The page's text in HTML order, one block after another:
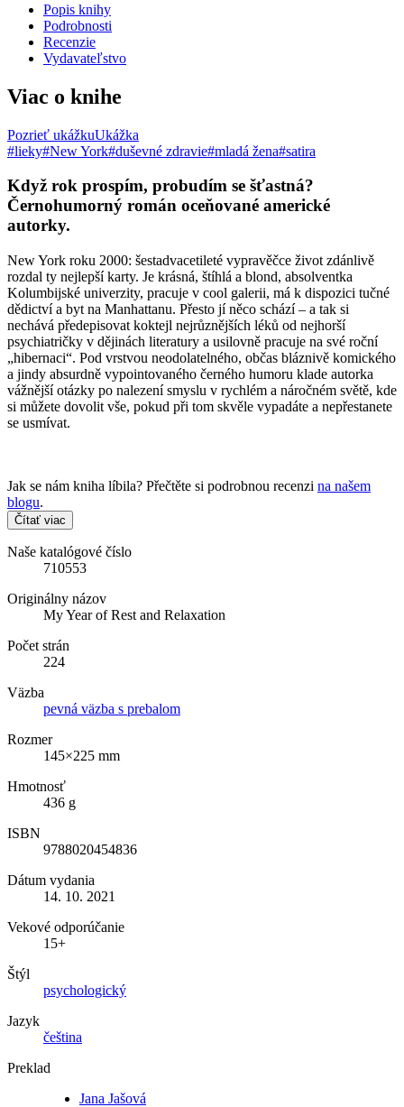
Popis knihy
Podrobnosti
Recenzie
Vydavateľstvo
Viac o knihe
Pozrieť ukážkuUkážka
#lieky#New York#duševné zdravie#mladá žena#satira
Když rok prospím, probudím se šťastná?
Černohumorný román oceňované americké
autorky.
New York roku 2000: šestadvacetileté vypravěčce život zdánlivě
rozdal ty nejlepší karty. Je krásná, štíhlá a blond, absolventka
Kolumbijské univerzity, pracuje v cool galerii, má k dispozici tučné
dědictví a byt na Manhattanu. Přesto jí něco schází – a tak si
nechává předepisovat koktejl nejrůznějších léků od nejhorší
psychiatričky v dějinách literatury a usilovně pracuje na své roční
„hibernaci“. Pod vrstvou neodolatelného, občas bláznivě komického
a jindy absurdně vypointovaného černého humoru klade autorka
vážnější otázky po nalezení smyslu v rychlém a náročném světě, kde
si můžete dovolit vše, pokud při tom skvěle vypadáte a nepřestanete
se usmívat.
Jak se nám kniha líbila? Přečtěte si podrobnou recenzi na našem
blogu.
Čítať viac
Naše katalógové číslo
710553
Originálny názov
My Year of Rest and Relaxation
Počet strán
224
Väzba
pevná väzba s prebalom
Rozmer
145×225 mm
Hmotnosť
436 g
ISBN
9788020454836
Dátum vydania
14. 10. 2021
Vekové odporúčanie
15+
Štýl
psychologický
Jazyk
čeština
Preklad
Jana Jašová